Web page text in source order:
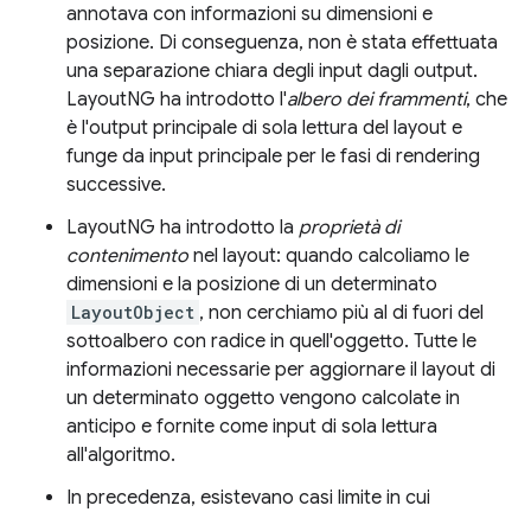
annotava con informazioni su dimensioni e
posizione. Di conseguenza, non è stata effettuata
una separazione chiara degli input dagli output.
LayoutNG ha introdotto l'albero dei frammenti, che
è l'output principale di sola lettura del layout e
funge da input principale per le fasi di rendering
successive.
LayoutNG ha introdotto la proprietà di
contenimento nel layout: quando calcoliamo le
dimensioni e la posizione di un determinato
LayoutObject , non cerchiamo più al di fuori del
sottoalbero con radice in quell'oggetto. Tutte le
informazioni necessarie per aggiornare il layout di
un determinato oggetto vengono calcolate in
anticipo e fornite come input di sola lettura
all'algoritmo.
In precedenza, esistevano casi limite in cui